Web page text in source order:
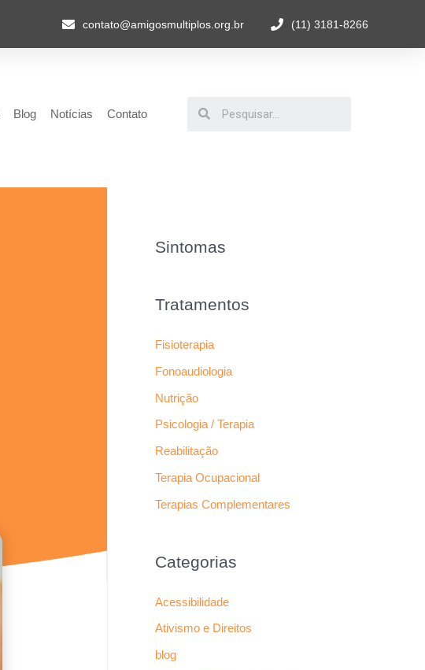
contato@amigosmultiplos.org.br (11) 3181-8266
Blog Notícias Contato
Sintomas
Tratamentos
Fisioterapia
Fonoaudiologia
Nutrição
Psicologia / Terapia
Reabilitação
Terapia Ocupacional
Terapias Complementares
Categorias
Acessibilidade
Ativismo e Direitos
blog